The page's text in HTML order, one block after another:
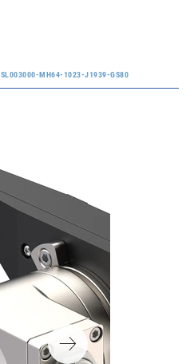
SL003000-MH64-1023-J1939-GS80